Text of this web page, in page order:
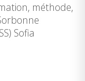
méthode,
Sofia